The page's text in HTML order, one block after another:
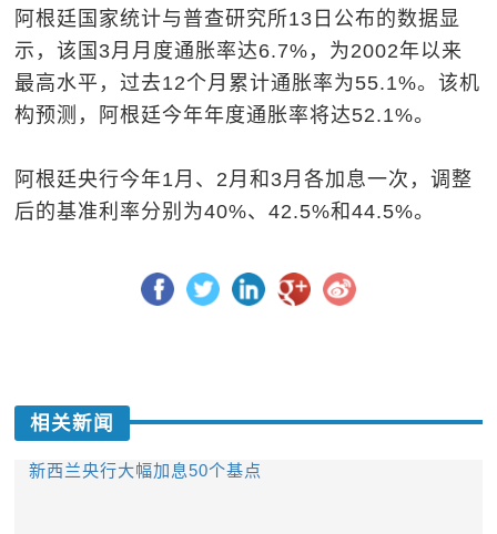
阿根廷国家统计与普查研究所13日公布的数据显
示，该国3月月度通胀率达6.7%，为2002年以来
最高水平，过去12个月累计通胀率为55.1%。该机
构预测，阿根廷今年年度通胀率将达52.1%。
阿根廷央行今年1月、2月和3月各加息一次，调整
后的基准利率分别为40%、42.5%和44.5%。
相关新闻
新西兰央行大幅加息50个基点